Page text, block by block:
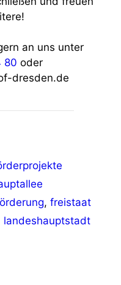
an uns unter
80 oder
dresden.de
,freistaat
landeshauptstadt